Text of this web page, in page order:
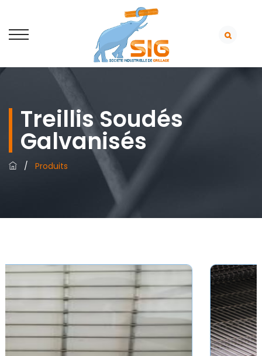
Treillis Soudés
Galvanisés
/ Produits